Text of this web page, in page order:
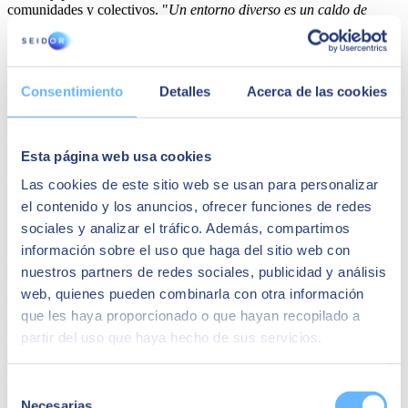
Consentimiento Detalles Acerca de las cookies
Esta página web usa cookies
Las cookies de este sitio web se usan para personalizar
el contenido y los anuncios, ofrecer funciones de redes
sociales y analizar el tráfico. Además, compartimos
información sobre el uso que haga del sitio web con
nuestros partners de redes sociales, publicidad y análisis
web, quienes pueden combinarla con otra información
que les haya proporcionado o que hayan recopilado a
partir del uso que haya hecho de sus servicios.
comunidades y colectivos. "Un entorno diverso es un caldo de
cultivo para ideas disruptivas y soluciones innovadoras
", ha
añadido Barba.
Presencia de 15 centros de formación
Entre los centros que han participado en el encuentro, figuran la
Barcelona (UB), la Universitat Politècnica de Catalunya (UPC),
la Universitat de Vic, la Universitat Oberta de Catalunya
(UOC), la Universitat de València (UV) y ESADE.Además, han
participado centros de estudios especializados comoElisava-
Escuela Universitaria de Diseño e Ingeniería de Barcelona,
BAU-Centro Universitario de Artes y Diseño de Barcelona y
ENTI-Escuela de Nuevas Tecnologías Interactivas. Los centros
de formación profesional que han asistido incluyenLa Salle-
Universitat Ramon Llull, Salesians, Vedruna Catalunya y
Cicles Formatius Institut Cirviànum.
Los más de 450 estudiantes cursan estudios en áreas tan diversas
como Inteligencia Artificial, Ingeniería Informática,
Telecomunicaciones, Matemáticas, Gestión de Sistemas,
Business Analytics, Administración y Dirección de Empresas y